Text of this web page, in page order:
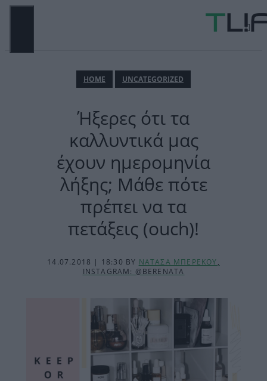
Μετάβαση
ΗΟΜΕ UNCATEGORIZED
Ήξερες ότι τα
καλλυντικά μας
έχουν ημερομηνία
λήξης; Μάθε πότε
πρέπει να τα
πετάξεις (ouch)!
14.07.2018 | 18:30 BY ΝΑΤΑΣΑ ΜΠΕΡΕΚΟΥ,
INSTAGRAM: @BERENATA